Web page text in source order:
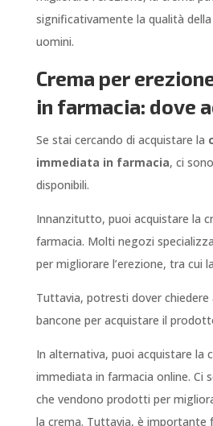
significativamente la qualità
uomini.
Crema per
in farmacia: dove
Se stai cercando di acquistare la
immediata in farmacia, ci
disponibili.
Innanzitutto, puoi acquistare la
farmacia. Molti negozi
per migliorare l’erezione, tra cui
Tuttavia, potresti dover
bancone per acquistare il
In alternativa, puoi acquistare la
immediata in farmacia online. Ci
che vendono prodotti per
la crema. Tuttavia, è importante